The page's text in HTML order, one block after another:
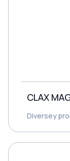
CLAX
Diversey